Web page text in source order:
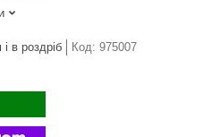
в роздріб Код: 975007